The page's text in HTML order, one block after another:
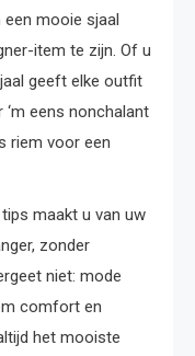
mooie sjaal
item te zijn. Of u
geeft elke outfit
‘m eens nonchalant
riem voor een
maakt u van uw
zonder
niet: mode
comfort en
het mooiste